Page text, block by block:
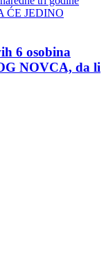
6 osobina
NOVCA, da li